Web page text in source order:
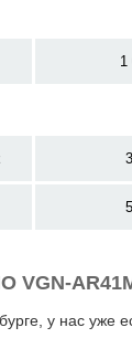
1
VGN-
у нас уже